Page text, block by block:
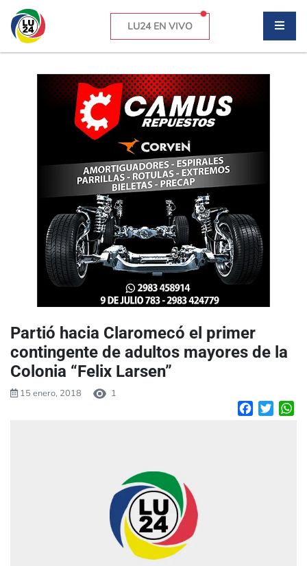
LU24 EN VIVO
Partió hacia Claromecó el primer
contingente de adultos mayores de la
Colonia “Felix Larsen”
15 enero, 2018 1
Facebook